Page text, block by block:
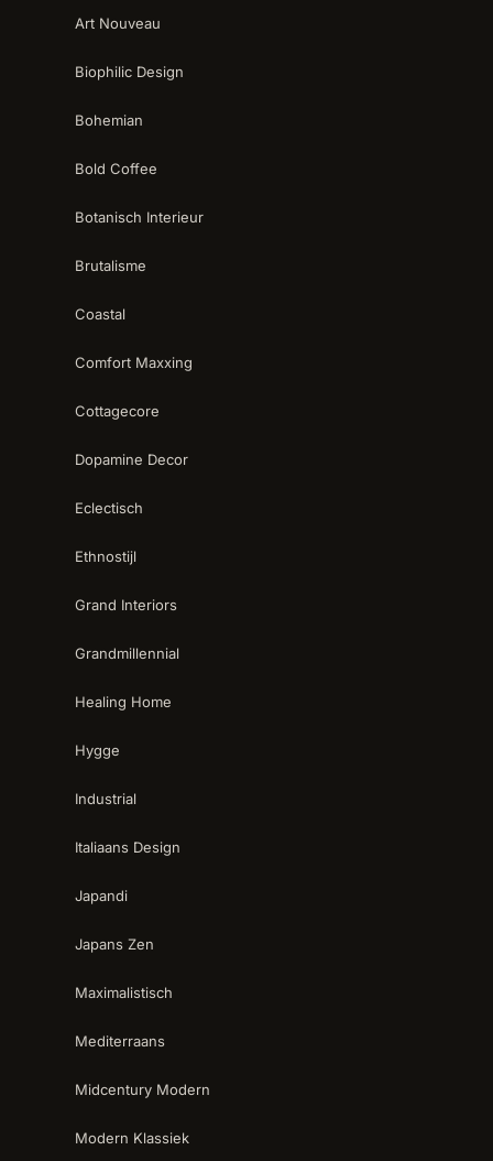
Art Nouveau
Biophilic Design
Bohemian
Bold Coffee
Botanisch Interieur
Brutalisme
Coastal
Comfort Maxxing
Cottagecore
Dopamine Decor
Eclectisch
Ethnostijl
Grand Interiors
Grandmillennial
Healing Home
Hygge
Industrial
Italiaans Design
Japandi
Japans Zen
Maximalistisch
Mediterraans
Midcentury Modern
Modern Klassiek